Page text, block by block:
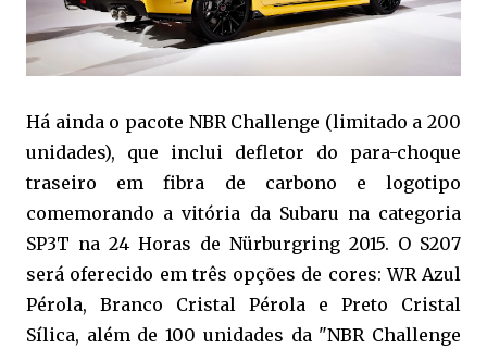
Há ainda o pacote NBR Challenge (limitado a 200
unidades), que inclui defletor do para-choque
traseiro em fibra de carbono e logotipo
comemorando a vitória da Subaru na categoria
SP3T na 24 Horas de Nürburgring 2015. O S207
será oferecido em três opções de cores: WR Azul
Pérola, Branco Cristal Pérola e Preto Cristal
Sílica, além de 100 unidades da "NBR Challenge